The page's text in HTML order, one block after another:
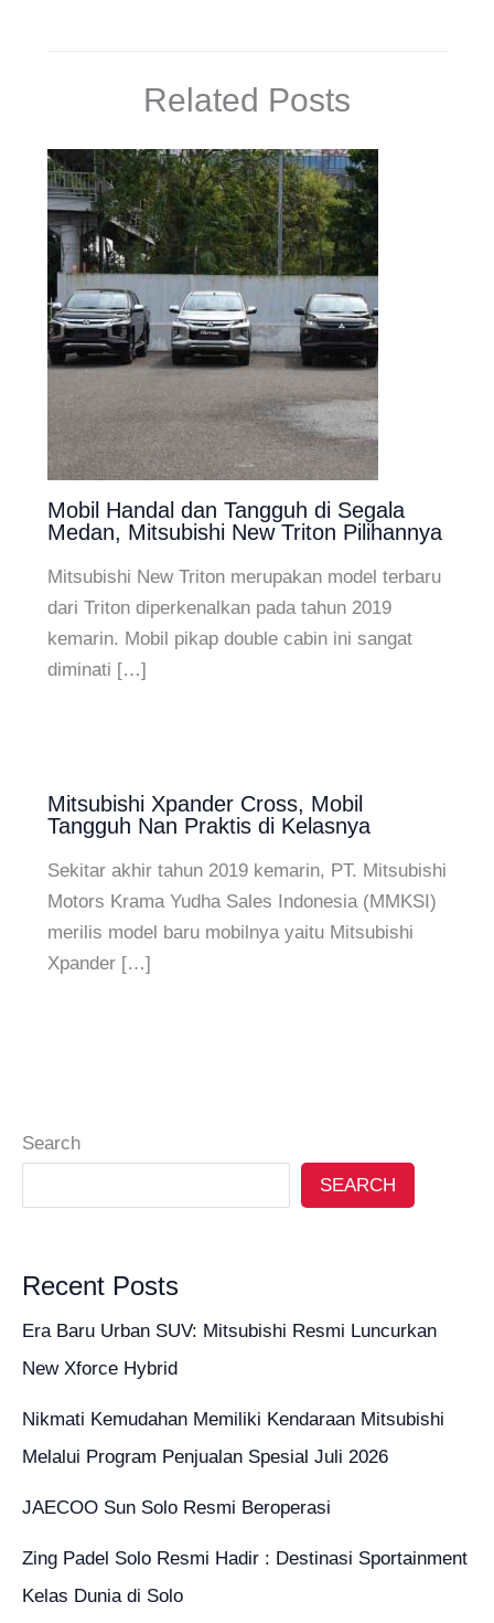
Related Posts
Mobil Handal dan Tangguh di Segala
Medan, Mitsubishi New Triton Pilihannya
Mitsubishi New Triton merupakan model terbaru
dari Triton diperkenalkan pada tahun 2019
kemarin. Mobil pikap double cabin ini sangat
diminati […]
Mitsubishi Xpander Cross, Mobil
Tangguh Nan Praktis di Kelasnya
Sekitar akhir tahun 2019 kemarin, PT. Mitsubishi
Motors Krama Yudha Sales Indonesia (MMKSI)
merilis model baru mobilnya yaitu Mitsubishi
Xpander […]
Search
SEARCH
Recent Posts
Era Baru Urban SUV: Mitsubishi Resmi Luncurkan
New Xforce Hybrid
Nikmati Kemudahan Memiliki Kendaraan Mitsubishi
Melalui Program Penjualan Spesial Juli 2026
JAECOO Sun Solo Resmi Beroperasi
Zing Padel Solo Resmi Hadir : Destinasi Sportainment
Kelas Dunia di Solo